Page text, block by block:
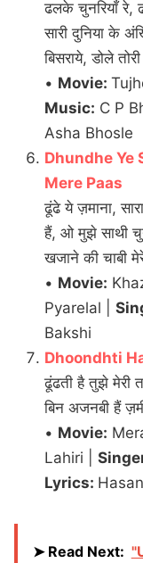
ढलके चुनरियाँ
सारी दुनिया के
बिसराये, डोले
• Movie:
Music: C P
Asha Bhosle
Dhundhe Ye
Mere Paas
ढूंढे ये ज़माना,
हैं, ओ मुझे साथी
खजाने की चाबी
• Movie:
Pyarelal |
Bakshi
Dhoondhti
ढूंढती है तुझे मेरी
बिन अजनबी हैं
• Movie:
Lahiri |
Lyrics:
➤ Read Next: